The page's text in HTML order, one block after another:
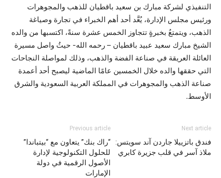
التنفيذي لشركة مبارك بن سعيد باقطيان للذهب والمجوهرات
ورئيس مجلس الإدارة، يُعَّد أحد أهم الخبراء في تجارة وصياغة
الذهب، ويتمتعُ بخبرةٍ تتجاوز الخمس عشرة سنةً، اكتسبها من والده
الشيخ مبارك سعيد عبيد باقطيان – رحمه الله- حيثُ واصل مسيرة
العائلة العريقة في صناعة الفضة والذهب، وذلك لمواصلة النجاحات
التي حققها والده خلال الخمسين عامًا الماضية ليصبح أحد أعمدة
صناعة الذهب والمجوهرات في المملكة العربية السعودية والشرق
الأوسط.
Previous article
“راك بنك” يتعاون مع “بيتباندا”
للحلول التكنولوجية لإدارة
الأصول الرقمية في دولة
الإمارات
Next article
فندق باتزييلا جاردن آند سويتس:
ملاذ آسر في قلب جزيرة كابري